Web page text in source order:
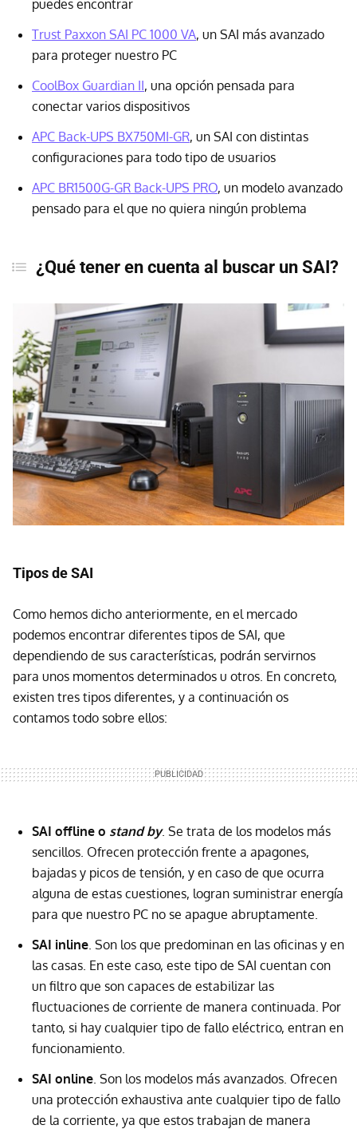
puedes encontrar
Trust Paxxon SAI PC 1000 VA, un SAI más avanzado
para proteger nuestro PC
CoolBox Guardian II, una opción pensada para
conectar varios dispositivos
APC Back-UPS BX750MI-GR, un SAI con distintas
configuraciones para todo tipo de usuarios
APC BR1500G-GR Back-UPS PRO, un modelo avanzado
pensado para el que no quiera ningún problema
¿Qué tener en cuenta al buscar un SAI?
Tipos de SAI
Como hemos dicho anteriormente, en el mercado
podemos encontrar diferentes tipos de SAI, que
dependiendo de sus características, podrán servirnos
para unos momentos determinados u otros. En concreto,
existen tres tipos diferentes, y a continuación os
contamos todo sobre ellos:
SAI offline o stand by. Se trata de los modelos más
sencillos. Ofrecen protección frente a apagones,
bajadas y picos de tensión, y en caso de que ocurra
alguna de estas cuestiones, logran suministrar energía
para que nuestro PC no se apague abruptamente.
SAI inline . Son los que predominan en las oficinas y en
las casas. En este caso, este tipo de SAI cuentan con
un filtro que son capaces de estabilizar las
fluctuaciones de corriente de manera continuada. Por
tanto, si hay cualquier tipo de fallo eléctrico, entran en
funcionamiento.
SAI online . Son los modelos más avanzados. Ofrecen
una protección exhaustiva ante cualquier tipo de fallo
de la corriente, ya que estos trabajan de manera